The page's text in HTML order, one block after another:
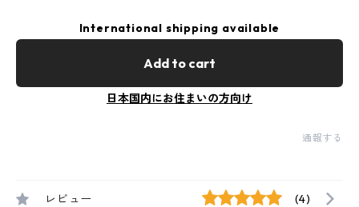
International shipping available
Add to cart
日本国内にお住まいの方向け
通報する
レビュー (4)